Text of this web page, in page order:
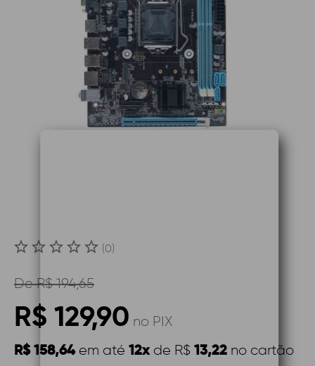
(0)
DeR$ 194,65
R$ 129,90 no PIX
R$ 158,64 em até 12xde R$ 13,22 no cartão